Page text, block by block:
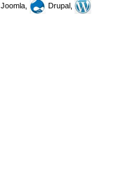
Joomla,
Drupal,